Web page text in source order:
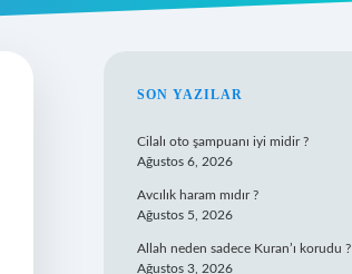
SIDEBAR
SON YAZILAR
Cilalı oto şampuanı iyi midir ?
Ağustos 6, 2026
Avcılık haram mıdır ?
Ağustos 5, 2026
Allah neden sadece Kuran’ı korudu ?
Ağustos 3, 2026